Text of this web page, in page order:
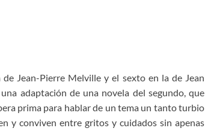
Jean-Pierre Melville y el sexto en la de Jean
adaptación de una novela del segundo, que
prima para hablar de un tema un tanto turbio
y conviven entre gritos y cuidados sin apenas